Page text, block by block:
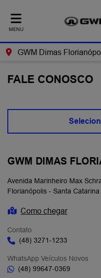
MENU
GWM Dimas
FALE CONOSCO
GWM DIMAS
Avenida Marinheiro Max
Florianópolis - Santa Catarina
Como chegar
Contato
(48) 3271-1233
WhatsApp Veículos Novos
(48) 99647-0369